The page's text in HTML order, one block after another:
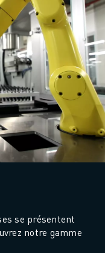
se présentent
notre gamme